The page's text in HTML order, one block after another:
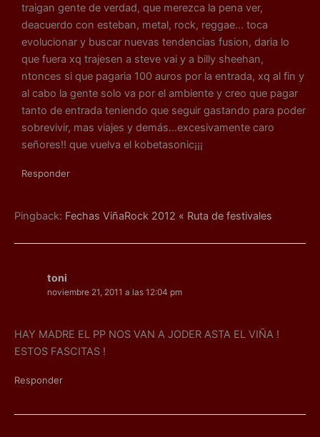
traigan gente de verdad, que merezca la pena ver,
deacuerdo con esteban, metal, rock, reggae… toca
evolucionar y buscar nuevas tendencias fusion, daria lo
que fuera xq trajesen a steve vai y a billy sheehan,
ntonces si que pagaria 100 auros por la entrada, xq al fin y
al cabo la gente solo va por el ambiente y creo que pagar
tanto de entrada teniendo que seguir gastando para poder
sobrevivir, mas viajes y demás…excesivamente caro
señores!! que vuelva el kobetasonic¡¡¡
Responder
Pingback: Fechas ViñaRock 2012 « Ruta de festivales
toni
noviembre 21, 2011 a las 12:04 pm
HAY MADRE EL PP NOS VAN A JODER ASTA EL VIÑA !
ESTOS FASCITAS !
Responder